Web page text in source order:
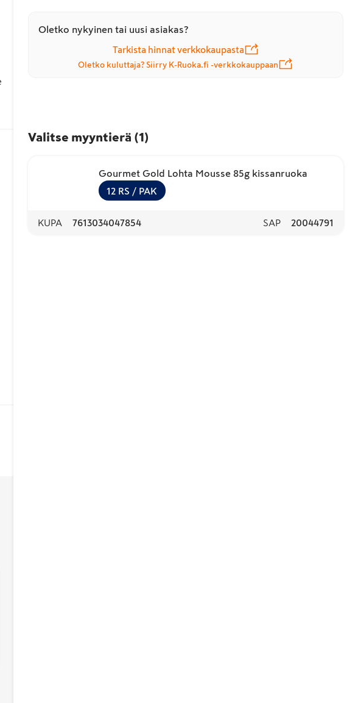
Oletko nykyinen tai uusi asiakas?
Tarkista hinnat verkkokaupasta
Oletko kuluttaja? Siirry K-Ruoka.fi -verkkokauppaan
Valitse myyntierä (1 )
Gourmet Gold Lohta Mousse 85g kissanruoka
12 RS / PAK
KUPA 7613034047854 SAP 20044791